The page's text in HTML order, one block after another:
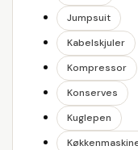
Jumpsuit
Kabelskjuler
Kompressor
Konserves
Kuglepen